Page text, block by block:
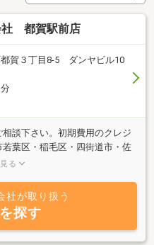
社 都賀駅前店
賀３丁目8-5 ダンヤビル10
談下さい。初期費用のクレジ
葉区・稲毛区・四街道市・佐
富な当店へおまかせくださ
る
社が取り扱う
探す